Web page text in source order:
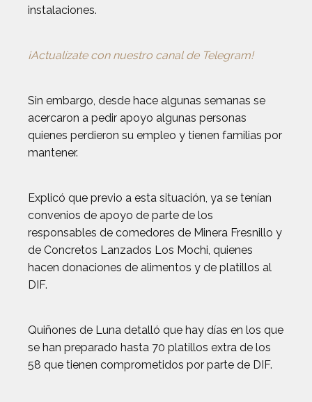
instalaciones.
¡Actualízate con nuestro canal de Telegram!
Sin embargo, desde hace algunas semanas se
acercaron a pedir apoyo algunas personas
quienes perdieron su empleo y tienen familias por
mantener.
Explicó que previo a esta situación, ya se tenían
convenios de apoyo de parte de los
responsables de comedores de Minera Fresnillo y
de Concretos Lanzados Los Mochi, quienes
hacen donaciones de alimentos y de platillos al
DIF.
Quiñones de Luna detalló que hay días en los que
se han preparado hasta 70 platillos extra de los
58 que tienen comprometidos por parte de DIF.